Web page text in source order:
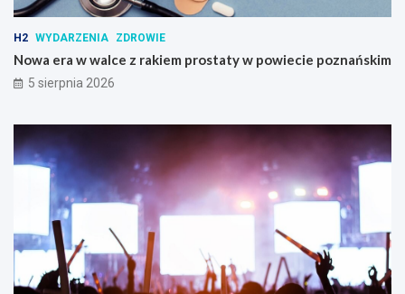
H2 WYDARZENIA ZDROWIE
Nowa era w walce z rakiem prostaty w powiecie poznańskim
5 sierpnia 2026